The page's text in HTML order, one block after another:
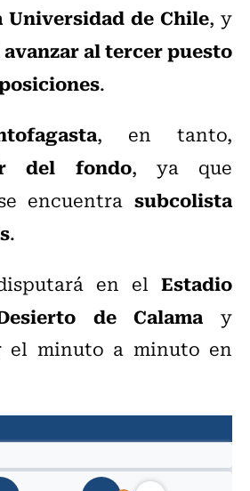
Universidad de Chile, y
al tercer puesto
.
, en tanto,
del fondo, ya que
encuentra subcolista
.
en el Estadio
de Calama y
el minuto a minuto en